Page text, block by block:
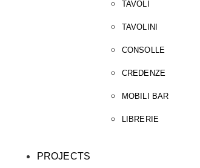
TAVOLI
TAVOLINI
CONSOLLE
CREDENZE
MOBILI BAR
LIBRERIE
PROJECTS